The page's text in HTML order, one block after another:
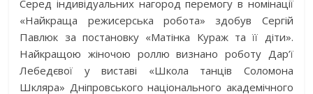
Серед індивідуальних нагород перемогу в номінації
«Найкраща режисерська робота» здобув Сергій
Павлюк за постановку «Матінка Кураж та її діти».
Найкращою жіночою роллю визнано роботу Дар’ї
Лебедєвої у виставі «Школа танців Соломона
Шкляра» Дніпровського національного академічного